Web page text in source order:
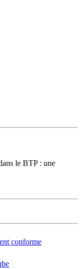
le BTP : une
conforme